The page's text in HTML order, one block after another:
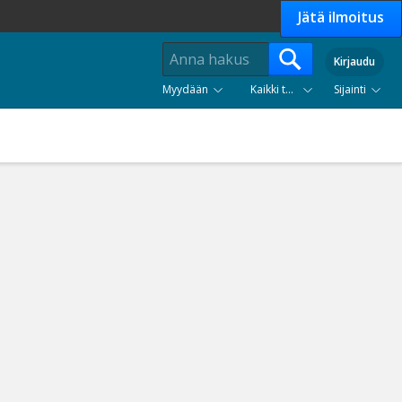
Jätä ilmoitus
Kirjaudu
Myydään
Kaikki tuoteryhmät Sijainti